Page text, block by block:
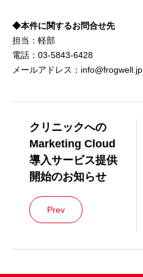
◆本件に関するお問合せ先
担当：軽部
電話：03-5843-6428
メールアドレス：info@frogwell.jp
クリニックへの
Marketing Cloud
導入サービス提供
開始のお知らせ
Prev